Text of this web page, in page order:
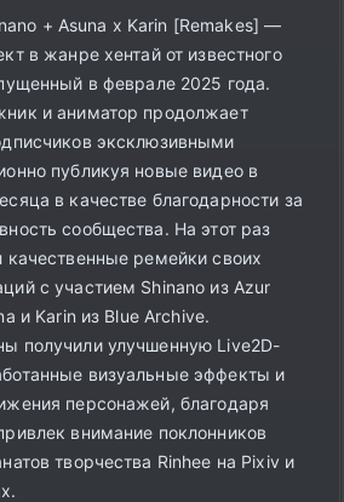
+ Asuna x Karin [Remakes] —
в жанре хентай от известного
в феврале 2025 года.
и аниматор продолжает
эксклюзивными
публикуя новые видео в
в качестве благодарности за
сообщества. На этот раз
качественные ремейки своих
с участием Shinano из Azur
и Karin из Blue Archive.
получили улучшенную Live2D-
визуальные эффекты и
персонажей, благодаря
внимание поклонников
творчества Rinhee на Pixiv и